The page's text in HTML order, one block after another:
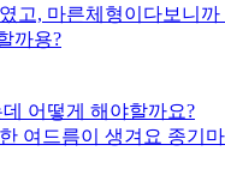
고, 마른체형이다보니
까용?
어떻게 해야할까요?
여드름이 생겨요 종기